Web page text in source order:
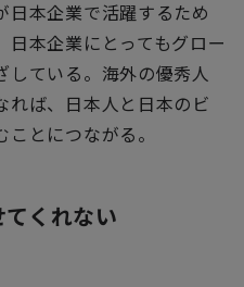
日本企業で活躍するため
日本企業にとってもグロー
している。海外の優秀人
れば、日本人と日本のビ
とにつながる。
くれない